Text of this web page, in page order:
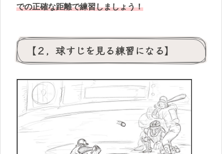
での正確な距離で練習しましょう！
【２，球すじを見る練習になる】